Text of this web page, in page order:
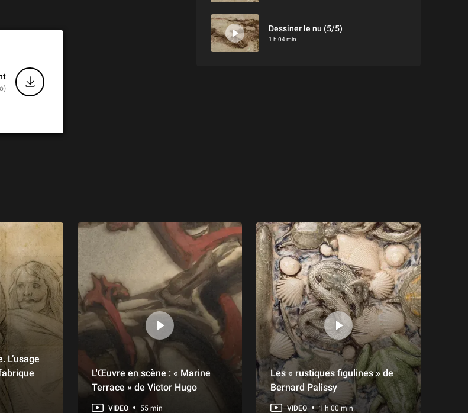
Dessiner le nu (5/5)
1 h 04 min
L’usage
L'Œuvre en scène : « Marine
Terrace » de Victor Hugo
VIDEO 55 min
Les « rustiques figulines » de
Bernard Palissy
VIDEO 1 h 00 min